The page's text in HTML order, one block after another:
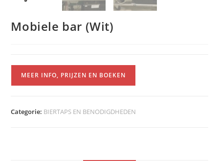
Mobiele bar (Wit)
MEER INFO, PRIJZEN EN BOEKEN
Categorie: BIERTAPS EN BENODIGDHEDEN